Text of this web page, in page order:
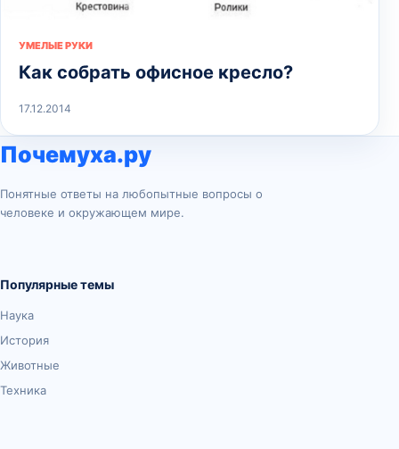
УМЕЛЫЕ РУКИ
Как собрать офисное кресло?
17.12.2014
Почемуха.ру
Понятные ответы на любопытные вопросы о
человеке и окружающем мире.
Популярные темы
Наука
История
Животные
Техника